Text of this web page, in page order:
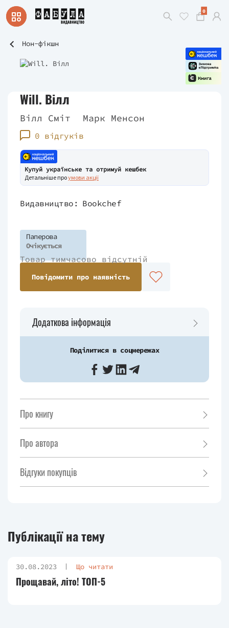
0
Нон-фікшн
Will. Вілл
Вілл Сміт Марк Менсон
0 відгуків
Купуй українське та отримуй кешбек
Детальніше проумови акції
Видавництво: Bookchef
Паперова
Очікується
Товар тимчасово відсутній
Повідомити про наявність
Додаткова інформація
Поділитися в соцмережах
Про книгу
Про автора
Відгуки покупців
Публікації на тему
30.08.2023 Що читати
Прощавай, літо! ТОП-5